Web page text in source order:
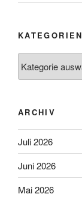
KATEGORIEN
ARCHIV
Juli 2026
Juni 2026
Mai 2026